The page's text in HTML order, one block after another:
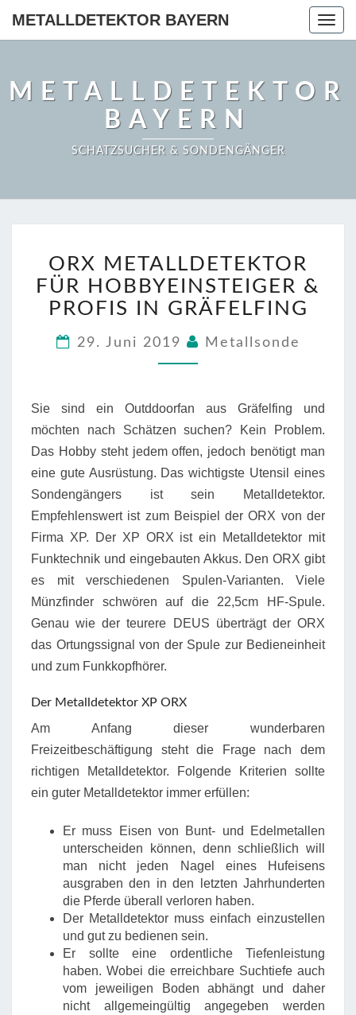
METALLDETEKTOR BAYERN
METALLDETEKTOR
BAYERN
SCHATZSUCHER & SONDENGÄNGER
METALLDETEKTOR
FÜR
HOBBYEINSTEIGER
&
PROFIS
IN
GRÄFELFING
ORX METALLDETEKTOR
FÜR HOBBYEINSTEIGER &
PROFIS IN GRÄFELFING
29. Juni 2019 Metallsonde
Sie sind ein Outddoorfan aus Gräfelfing und
möchten nach Schätzen suchen? Kein Problem.
Das Hobby steht jedem offen, jedoch benötigt man
eine gute Ausrüstung. Das wichtigste Utensil eines
Sondengängers ist sein Metalldetektor.
Empfehlenswert ist zum Beispiel der ORX von der
Firma XP. Der XP ORX ist ein Metalldetektor mit
Funktechnik und eingebauten Akkus. Den ORX gibt
es mit verschiedenen Spulen-Varianten. Viele
Münzfinder schwören auf die 22,5cm HF-Spule.
Genau wie der teurere DEUS überträgt der ORX
das Ortungssignal von der Spule zur Bedieneinheit
und zum Funkkopfhörer.
Der Metalldetektor XP ORX
Am Anfang dieser wunderbaren
Freizeitbeschäftigung steht die Frage nach dem
richtigen Metalldetektor. Folgende Kriterien sollte
ein guter Metalldetektor immer erfüllen:
Er muss Eisen von Bunt- und Edelmetallen
unterscheiden können, denn schließlich will
man nicht jeden Nagel eines Hufeisens
ausgraben den in den letzten Jahrhunderten
die Pferde überall verloren haben.
Der Metalldetektor muss einfach einzustellen
und gut zu bedienen sein.
Er sollte eine ordentliche Tiefenleistung
haben. Wobei die erreichbare Suchtiefe auch
vom jeweiligen Boden abhängt und daher
nicht allgemeingültig angegeben werden